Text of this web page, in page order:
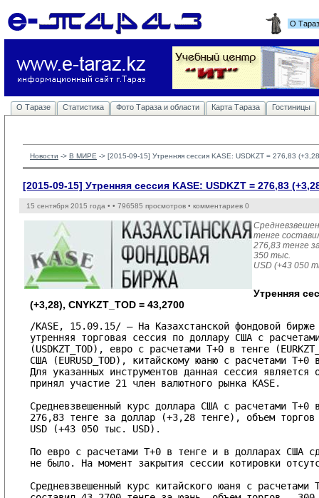
О
О Таразе Статистика Фото Тараза и области Карта Тараза Гостиницы
Новости -> В МИРЕ -> [2015-09-15] Утренняя сессия KASE: USDKZT = 276,83
[2015-09-15] Утренняя сессия KASE: USDKZT = 276,83
15 сентября 2015 года • • 796585 просмотров • комментариев 0
тенге
276,83 тенге
350 тыс.
USD (+43 050
Утренняя
(+3,28), CNYKZT_TOD = 43,2700
/KASE, 15.09.15/ – На Казахстанской фондовой
утренняя торговая сессия по доллару США с
(USDKZT_TOD), евро с расчетами T+0 в тенге
США (EURUSD_TOD), китайскому юаню с расчетами T+0
Для указанных инструментов данная сессия
принял участие 21 член валютного рынка KASE.
Средневзвешенный курс доллара США с расчетами
276,83 тенге за доллар (+3,28 тенге), объем
USD (+43 050 тыс. USD).
По евро с расчетами T+0 в тенге и в долларах США
не было. На момент закрытия сессии котировки
Средневзвешенный курс китайского юаня с